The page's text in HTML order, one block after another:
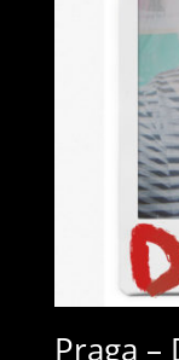
Praga –